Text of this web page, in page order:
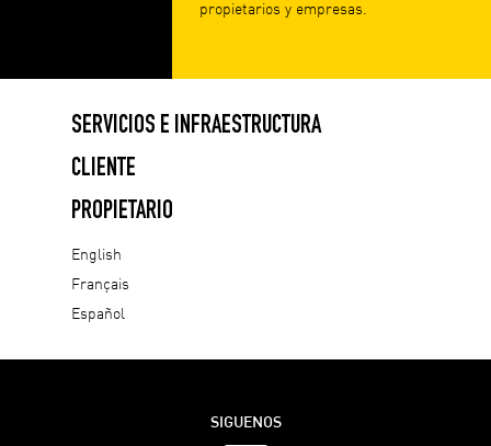
propietarios y empresas.
SERVICIOS E INFRAESTRUCTURA
CLIENTE
PROPIETARIO
English
Français
Español
SIGUENOS